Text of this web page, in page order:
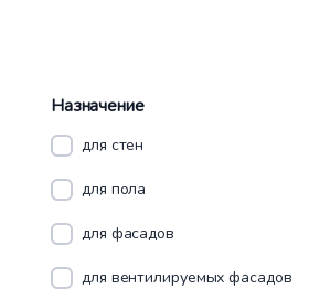
Назначение
для стен
для пола
для фасадов
для вентилируемых фасадов